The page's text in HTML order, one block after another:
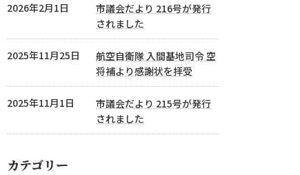
2026年2月1日
市議会だより 216号が発行
されました
2025年11月25日
航空自衛隊 入間基地司令 空
将補より感謝状を拝受
2025年11月1日
市議会だより 215号が発行
されました
カテゴリー